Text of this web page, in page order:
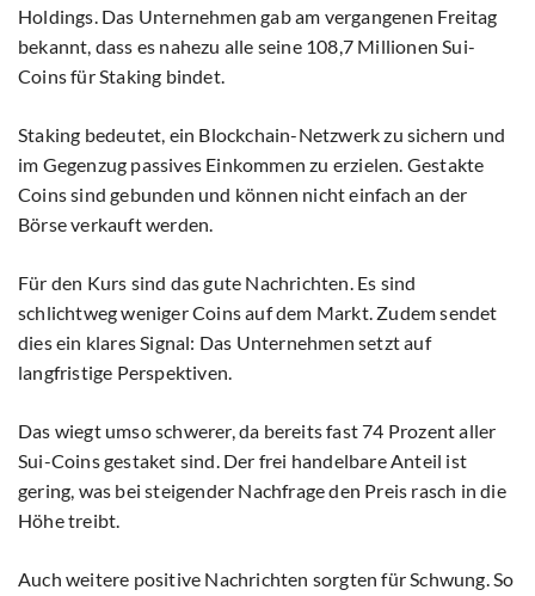
Holdings. Das Unternehmen gab am vergangenen Freitag
bekannt, dass es nahezu alle seine 108,7 Millionen Sui-
Coins für Staking bindet.
Staking bedeutet, ein Blockchain-Netzwerk zu sichern und
im Gegenzug passives Einkommen zu erzielen. Gestakte
Coins sind gebunden und können nicht einfach an der
Börse verkauft werden.
Für den Kurs sind das gute Nachrichten. Es sind
schlichtweg weniger Coins auf dem Markt. Zudem sendet
dies ein klares Signal: Das Unternehmen setzt auf
langfristige Perspektiven.
Das wiegt umso schwerer, da bereits fast 74 Prozent aller
Sui-Coins gestaket sind. Der frei handelbare Anteil ist
gering, was bei steigender Nachfrage den Preis rasch in die
Höhe treibt.
Auch weitere positive Nachrichten sorgten für Schwung. So